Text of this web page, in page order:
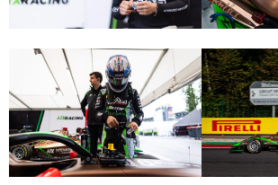
Porsche
เชื่อมโยง
Motorsport
aas
AAS Corp